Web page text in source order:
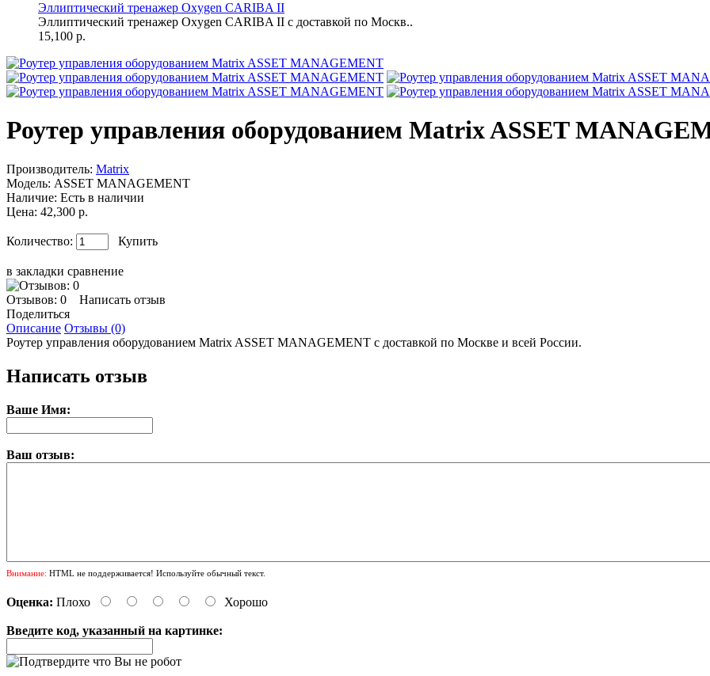
Эллиптический тренажер Oxygen CARIBA II
Эллиптический тренажер Oxygen CARIBA II с доставкой по Москв..
15,100 р.
Роутер управления оборудованием Matrix ASSET
Производитель: Matrix
Модель: ASSET MANAGEMENT
Наличие: Есть в наличии
Цена: 42,300 р.
Количество: Купить
в закладки сравнение
Отзывов: 0
Написать отзыв
Поделиться
Описание Отзывы (0)
Роутер управления оборудованием Matrix ASSET MANAGEMENT с доставкой по Москве и всей России.
Написать отзыв
Ваше Имя:
Ваш отзыв:
Внимание: HTML не поддерживается! Используйте обычный текст.
Оценка: Плохо Хорошо
Введите код, указанный на картинке: